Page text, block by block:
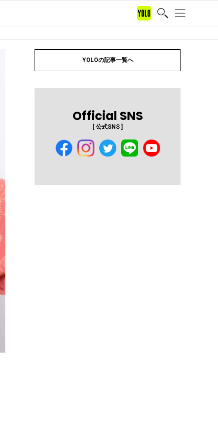
YOLOの記事一覧へ
Official SNS
[ 公式SNS ]